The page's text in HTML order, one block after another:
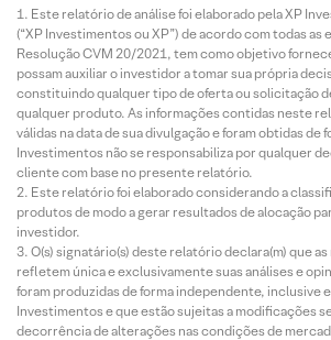
Este relatório de análise foi elaborado pela XP
(“XP Investimentos ou XP”) de acordo com todas as
Resolução CVM 20/2021, tem como objetivo
possam auxiliar o investidor a tomar sua própria
constituindo qualquer tipo de oferta ou solicitação
qualquer produto. As informações contidas neste
válidas na data de sua divulgação e foram obtidas de
Investimentos não se responsabiliza por qualquer
cliente com base no presente relatório.
Este relatório foi elaborado considerando a
produtos de modo a gerar resultados de alocação
investidor.
O(s) signatário(s) deste relatório declara(m) que
refletem única e exclusivamente suas análises e
foram produzidas de forma independente, inclusive
Investimentos e que estão sujeitas a modificações
decorrência de alterações nas condições de